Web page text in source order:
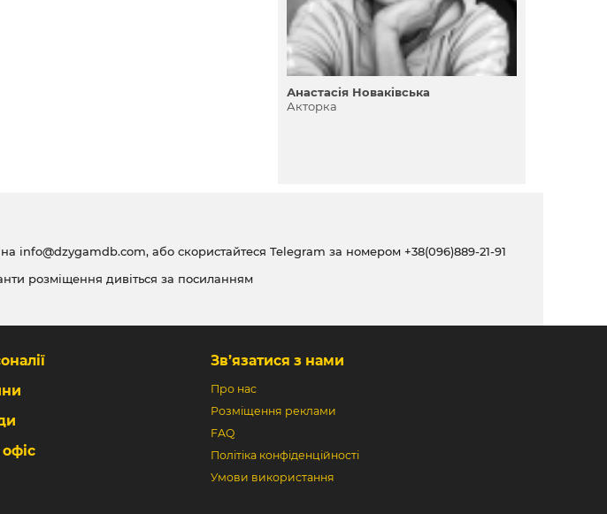
Анастасія Новаківська
Акторка
info@dzygamdb.com, або скористайтеся Telegram за номером +38(096)889-21-91
розміщення дивіться за посиланням
Зв’язатися з нами
Про нас
Розміщення реклами
FAQ
Політіка конфіденційності
Умови використання